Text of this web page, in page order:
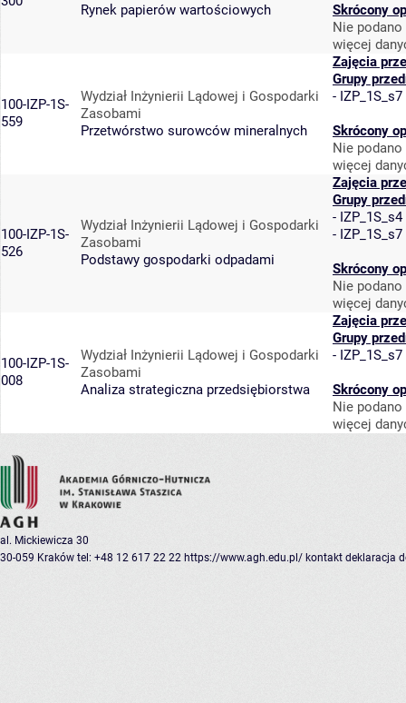
Rynek papierów wartościowych
Skrócony
Nie
więcej
100-IZP-1S-
559
Wydział Inżynierii Lądowej i Gospodarki
Zasobami
Przetwórstwo surowców mineralnych
Zajęcia
Grupy
- IZP_1S_s7
Skrócony
Nie
więcej
100-IZP-1S-
526
Wydział Inżynierii Lądowej i Gospodarki
Zasobami
Podstawy gospodarki odpadami
Zajęcia
Grupy
- IZP_1S_s4
- IZP_1S_s7
Skrócony
Nie
więcej
100-IZP-1S-
008
Wydział Inżynierii Lądowej i Gospodarki
Zasobami
Analiza strategiczna przedsiębiorstwa
Zajęcia
Grupy
- IZP_1S_s7
Skrócony
Nie
więcej
al. Mickiewicza 30
30-059 Kraków tel: +48 12 617 22 22 https://www.agh.edu.pl/ kontakt deklaracja